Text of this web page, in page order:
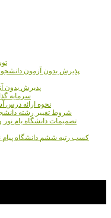
پذیرش بدون آزمون دانشجو
پذیرش بدون
سرمایه گذاری 980 میلیارد تومانی
نحوه ارائه درس
شروط تغییر رشته
تصمیمات دانشگاه یام نور
کسب رتبه ششم دانشگاه پیام